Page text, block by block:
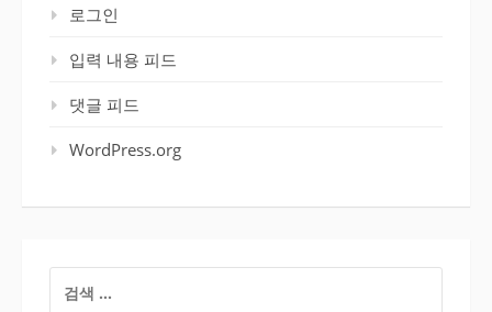
로그인
입력 내용 피드
댓글 피드
WordPress.org
색: